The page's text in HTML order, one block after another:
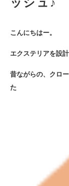
こんにちはー。
エクステリアを設
昔ながらの、クロ
た